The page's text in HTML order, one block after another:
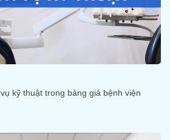
kỹ thuật trong bảng giá bệnh viện